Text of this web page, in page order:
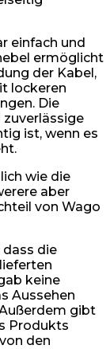
einfach und
ermöglicht
der Kabel,
lockeren
Die
ist, wenn es
wie die
aber
von Wago
die
keine
Aussehen
gibt
Produkts
den